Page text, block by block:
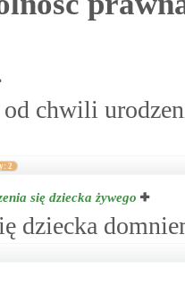
chwili
2
się dziecka żywego
dziecka